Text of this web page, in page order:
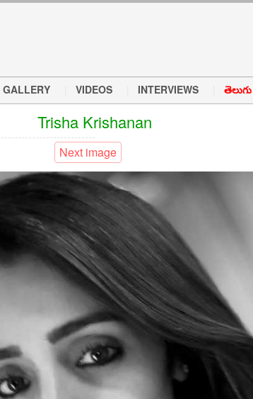
GALLERY VIDEOS INTERVIEWS
Trisha Krishanan
Next image